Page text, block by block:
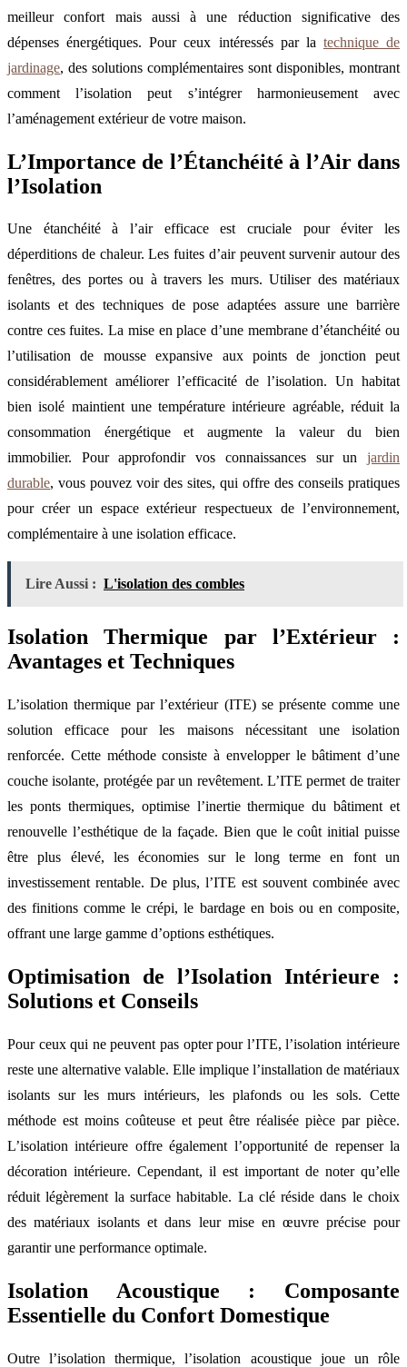
meilleur confort mais aussi à une réduction significative des
dépenses énergétiques. Pour ceux intéressés par la technique de
jardinage, des solutions complémentaires sont disponibles, montrant
comment l’isolation peut s’intégrer harmonieusement avec
l’aménagement extérieur de votre maison.
L’Importance de l’Étanchéité à l’Air dans
l’Isolation
Une étanchéité à l’air efficace est cruciale pour éviter les
déperditions de chaleur. Les fuites d’air peuvent survenir autour des
fenêtres, des portes ou à travers les murs. Utiliser des matériaux
isolants et des techniques de pose adaptées assure une barrière
contre ces fuites. La mise en place d’une membrane d’étanchéité ou
l’utilisation de mousse expansive aux points de jonction peut
considérablement améliorer l’efficacité de l’isolation. Un habitat
bien isolé maintient une température intérieure agréable, réduit la
consommation énergétique et augmente la valeur du bien
immobilier. Pour approfondir vos connaissances sur un jardin
durable, vous pouvez voir des sites, qui offre des conseils pratiques
pour créer un espace extérieur respectueux de l’environnement,
complémentaire à une isolation efficace.
Lire Aussi : L'isolation des combles
Isolation Thermique par l’Extérieur :
Avantages et Techniques
L’isolation thermique par l’extérieur (ITE) se présente comme une
solution efficace pour les maisons nécessitant une isolation
renforcée. Cette méthode consiste à envelopper le bâtiment d’une
couche isolante, protégée par un revêtement. L’ITE permet de traiter
les ponts thermiques, optimise l’inertie thermique du bâtiment et
renouvelle l’esthétique de la façade. Bien que le coût initial puisse
être plus élevé, les économies sur le long terme en font un
investissement rentable. De plus, l’ITE est souvent combinée avec
des finitions comme le crépi, le bardage en bois ou en composite,
offrant une large gamme d’options esthétiques.
Optimisation de l’Isolation Intérieure :
Solutions et Conseils
Pour ceux qui ne peuvent pas opter pour l’ITE, l’isolation intérieure
reste une alternative valable. Elle implique l’installation de matériaux
isolants sur les murs intérieurs, les plafonds ou les sols. Cette
méthode est moins coûteuse et peut être réalisée pièce par pièce.
L’isolation intérieure offre également l’opportunité de repenser la
décoration intérieure. Cependant, il est important de noter qu’elle
réduit légèrement la surface habitable. La clé réside dans le choix
des matériaux isolants et dans leur mise en œuvre précise pour
garantir une performance optimale.
Isolation Acoustique : Composante
Essentielle du Confort Domestique
Outre l’isolation thermique, l’isolation acoustique joue un rôle